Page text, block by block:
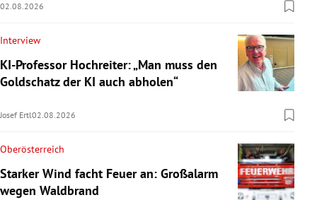
02.08.2026
Interview
KI-Professor Hochreiter: „Man muss den
Goldschatz der KI auch abholen“
Josef Ertl02.08.2026
Oberösterreich
Starker Wind facht Feuer an: Großalarm
wegen Waldbrand